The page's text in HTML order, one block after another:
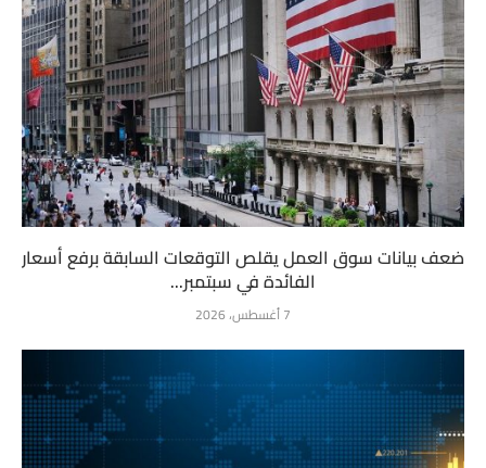
ضعف بيانات سوق العمل يقلص التوقعات السابقة برفع أسعار
الفائدة في سبتمبر...
7 أغسطس، 2026